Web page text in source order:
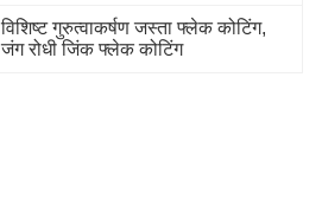
विशिष्ट गुरुत्वाकर्षण जस्ता फ्लेक कोटिंग,
जंग रोधी जिंक फ्लेक कोटिंग